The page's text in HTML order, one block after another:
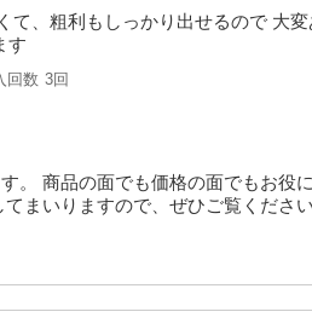
て、粗利もしっかり出せるので 大
す
回数 3回
。 商品の面でも価格の面でもお役
まいりますので、ぜひご覧ください